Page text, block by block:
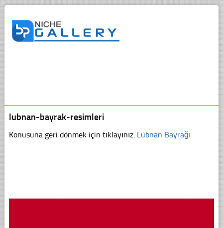
lubnan-bayrak-resimleri
Konusuna geri dönmek için tıklayınız. Lübnan Bayrağı